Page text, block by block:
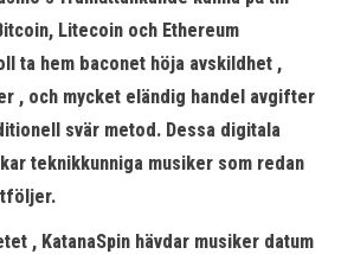
Litecoin och Ethereum
ta hem baconet höja avskildhet ,
, och mycket eländig handel avgifter
svär metod. Dessa digitala
teknikkunniga musiker som redan
, KatanaSpin hävdar musiker datum